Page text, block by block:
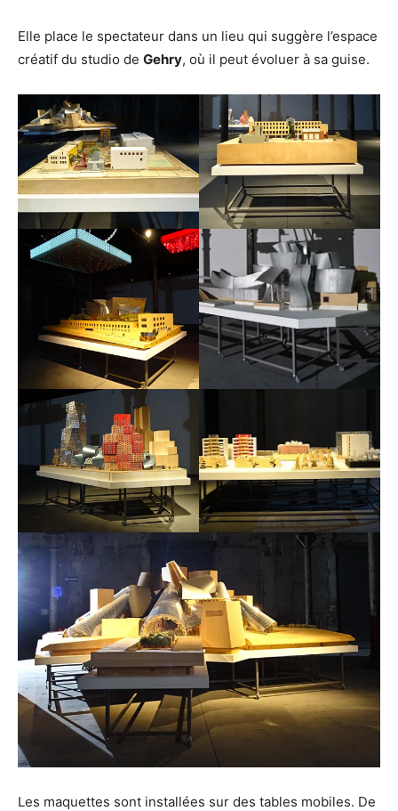
Elle place le spectateur dans un lieu qui suggère l’espace
créatif du studio de Gehry, où il peut évoluer à sa guise.
Les maquettes sont installées sur des tables mobiles. De